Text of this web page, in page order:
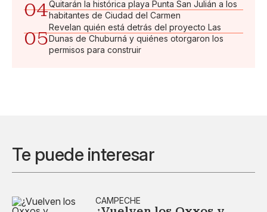
04Quitarán la histórica playa Punta San Julián a los
habitantes de Ciudad del Carmen
05
Revelan quién está detrás del proyecto Las
Dunas de Chuburná y quiénes otorgaron los
permisos para construir
Te puede interesar
CAMPECHE